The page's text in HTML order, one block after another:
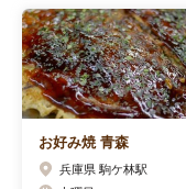
お好み焼 青森
兵庫県 駒ケ林駅